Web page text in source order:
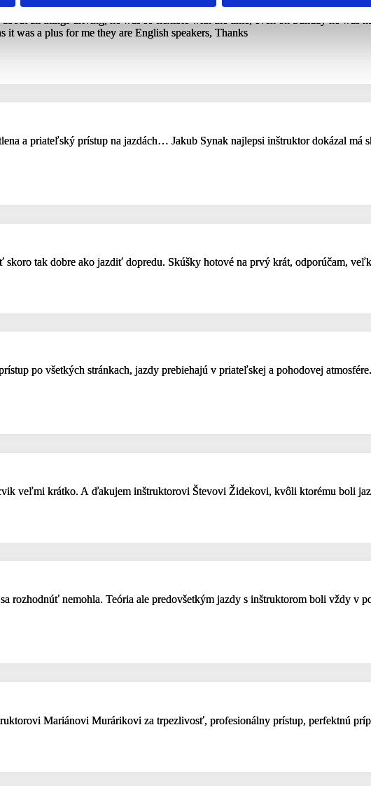
school !! Really impressed with the Driving School’s systems and lessons plan.
all things driving, he was so flexible with the time, even on Sunday he was
was a plus for me they are English speakers, Thanks
a priateľský prístup na jazdách… Jakub Synak najlepsi inštruktor dokázal má
tak dobre ako jazdiť dopredu. Skúšky hotové na prvý krát, odporúčam,
po všetkých stránkach, jazdy prebiehajú v priateľskej a pohodovej
veľmi krátko. A ďakujem inštruktorovi Števovi Židekovi, kvôli ktorému boli
rozhodnúť nemohla. Teória ale predovšetkým jazdy s inštruktorom boli vždy v
Mariánovi Murárikovi za trpezlivosť, profesionálny prístup, perfektnú